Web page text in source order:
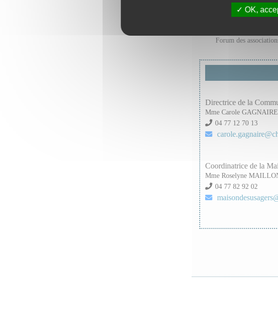
Forum des
Directrice de la
Mme Carole GAGNAIRE
04 77 12 70 13
Coordinatrice de la
Mme Roselyne
04 77 82 92 02
OK,